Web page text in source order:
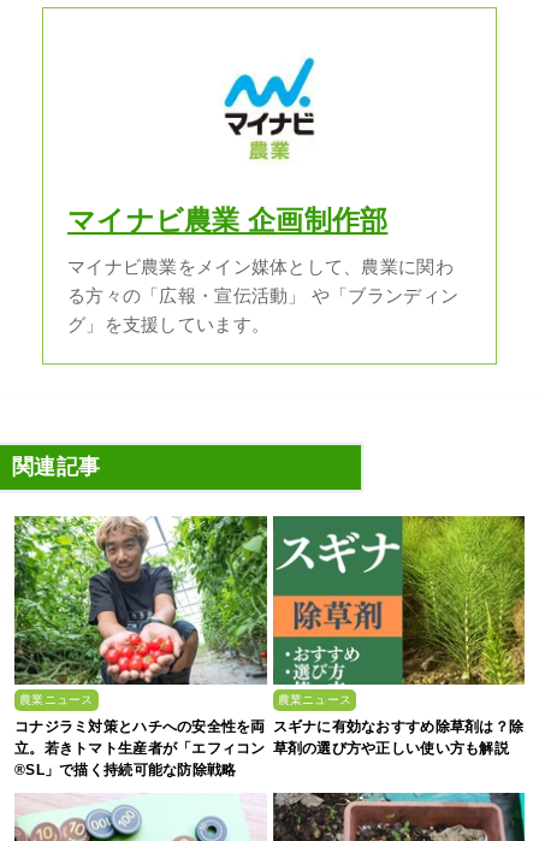
マイナビ農業 企画制作部
マイナビ農業をメイン媒体として、農業に関わ
る方々の「広報・宣伝活動」 や「ブランディン
グ」を支援しています。
関連記事
農業ニュース
コナジラミ対策とハチへの安全性を両
立。若きトマト生産者が「エフィコン
®SL」で描く持続可能な防除戦略
農業ニュース
スギナに有効なおすすめ除草剤は？除
草剤の選び方や正しい使い方も解説